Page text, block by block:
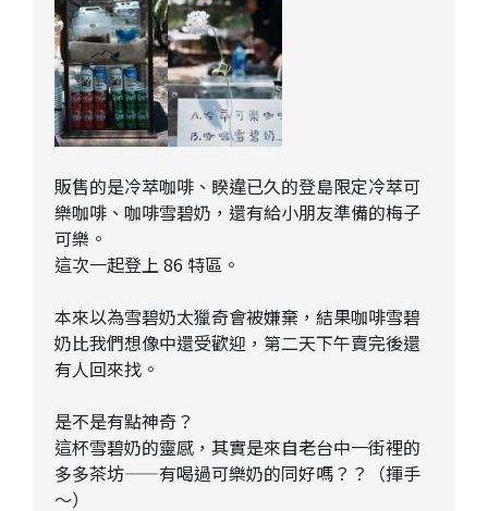
販售的是冷萃咖啡、睽違已久的登島限定冷萃可
樂咖啡、咖啡雪碧奶，還有給小朋友準備的梅子
可樂。
這次一起登上 86 特區。
本來以為雪碧奶太獵奇會被嫌棄，結果咖啡雪碧
奶比我們想像中還受歡迎，第二天下午賣完後還
有人回來找。
是不是有點神奇？
這杯雪碧奶的靈感，其實是來自老台中一街裡的
多多茶坊——有喝過可樂奶的同好嗎？？（揮手
～）